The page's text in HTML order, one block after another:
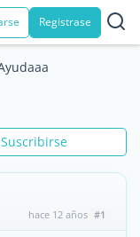
Registrase
Suscribirse
hace 12 años #1